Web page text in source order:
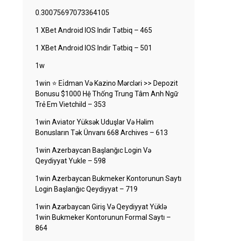
0.30075697073364105
1 XBet Android IOS Indir Tətbiq – 465
1 XBet Android IOS Indir Tətbiq – 501
1w
1win ⭐ Ei̇dman Və Kazino Mərcləri >> Depozit
Bonusu $1000 Hệ Thống Trung Tâm Anh Ngữ
Trẻ Em Vietchild – 353
1win Aviator Yüksək Uduşlar Və Həlim
Bonusların Tək Ünvanı 668 Archives – 613
1win Azerbaycan Başlanğıc Login Və
Qeydiyyat Yukle – 598
1win Azerbaycan Bukmeker Kontorunun Saytı
Login Başlanğıc Qeydiyyat – 719
1win Azərbaycan Giriş Və Qeydiyyat Yüklə
1win Bukmeker Kontorunun Formal Saytı –
864